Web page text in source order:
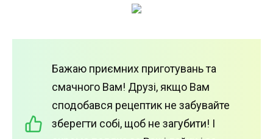
Бажаю приємних приготувань та
смачного Вам! Друзі, якщо Вам
сподобався рецептик не забувайте
зберегти собі, щоб не загубити! І